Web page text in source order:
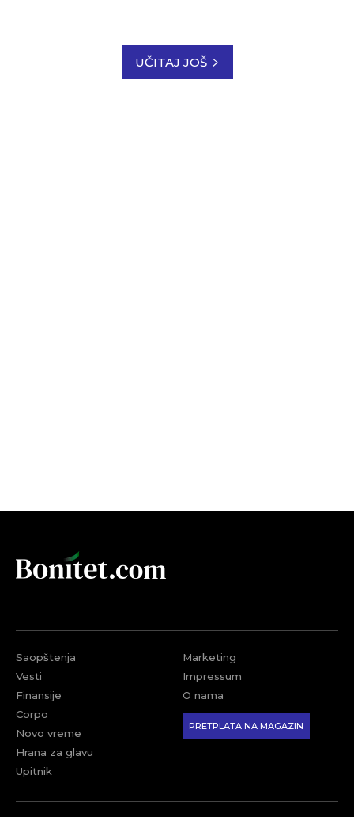
UČITAJ JOŠ
Saopštenja
Vesti
Finansije
Corpo
Novo vreme
Hrana za glavu
Upitnik
Marketing
Impressum
O nama
PRETPLATA NA MAGAZIN